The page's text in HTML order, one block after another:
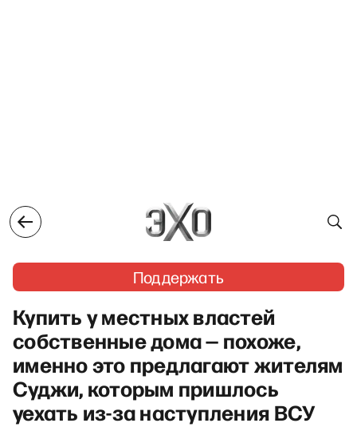
Поддержать
Купить у местных властей
собственные дома — похоже,
именно это предлагают жителям
Суджи, которым пришлось
уехать из-за наступления ВСУ